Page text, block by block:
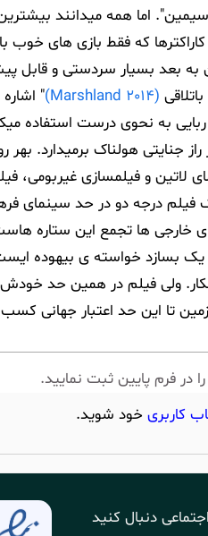
اما همه میدانند
که فقط بازی های خوب
بعد بسیار سردستی و قابل
(Marshland 2014)
"
به نحوی درست استفاده
جنایتی هولناک برمیدارد. بهر
درجه 1 و سه ستاره ممتاز سینمای لاتین و
درجه دو در حد سینمای
خارجی ها تجمع این ستاره
یک بسازد خواسته ی بیهوده
تا این حد اعتبار جهانی
در فرم پایین ثبت نمایید.
کاربری خود شوید.
دنبال کنید